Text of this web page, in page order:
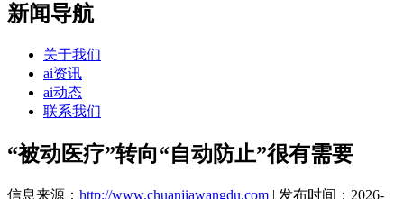
新闻导航
关于我们
ai资讯
ai动态
联系我们
“被动医疗”转向“自动防止”很有需要
信息来源： http://www.chuanjiawangdu.com | 发布时间：2026-